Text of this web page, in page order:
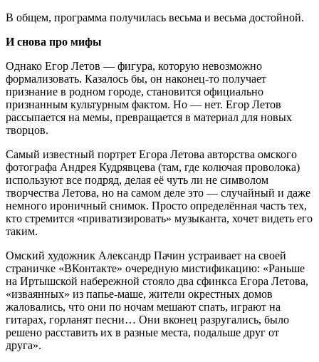
В общем, программа получилась весьма и весьма достойной.
И снова про мифы
Однако Егор Летов — фигура, которую невозможно
формализовать. Казалось бы, он наконец-то получает
признание в родном городе, становится официально
признанным культурным фактом. Но — нет. Егор Летов
рассыпается на мемы, превращается в материал для новых
творцов.
Самый известный портрет Егора Летова авторства омского
фотографа Андрея Кудрявцева (там, где колючая проволока)
используют все подряд, делая её чуть ли не символом
творчества Летова, но на самом деле это — случайный и даже
немного ироничный снимок. Просто определённая часть тех,
кто стремится «приватизировать» музыканта, хочет видеть его
таким.
Омский художник Александр Пачин устраивает на своей
страничке «ВКонтакте» очередную мистификацию: «Раньше
на Иртышской набережной стояло два сфинкса Егора Летова,
«изваянных» из папье-маше, жители окрестных домов
жаловались, что они по ночам мешают спать, играют на
гитарах, горланят песни… Они вконец разругались, было
решено расставить их в разные места, подальше друг от
друга».